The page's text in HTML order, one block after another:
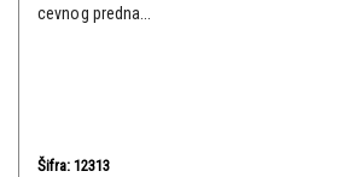
cevnog predna...
Šifra: 12313